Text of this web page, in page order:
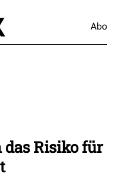
Abo
das Risiko für